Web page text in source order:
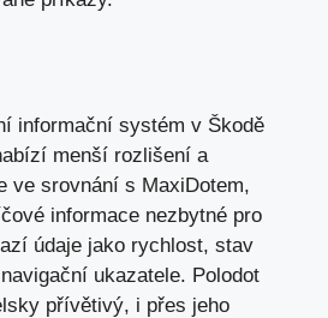
informační systém v Škodě
menší rozlišení a
ve srovnání s MaxiDotem,
informace nezbytné pro
údaje jako rychlost, stav
ukazatele. Polodot
přívětivý, i přes jeho